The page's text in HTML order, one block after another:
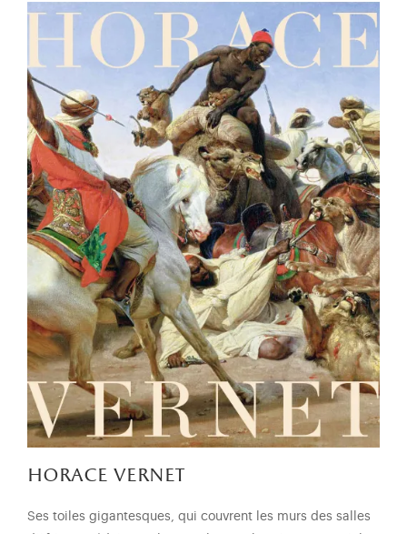
horace vernet
Ses toiles gigantesques, qui couvrent les murs des salles